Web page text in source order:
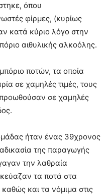
όπου
φίρμες, (κυρίως
κατά κύριο λόγο στην
αιθυλικής αλκοόλης.
ποτών, τα οποία
σε χαμηλές τιμές, τους
σε χαμηλές
ήταν ένας 39χρονος
της παραγωγής
την λαθραία
τα ποτά στα
και τα νόμιμα στις